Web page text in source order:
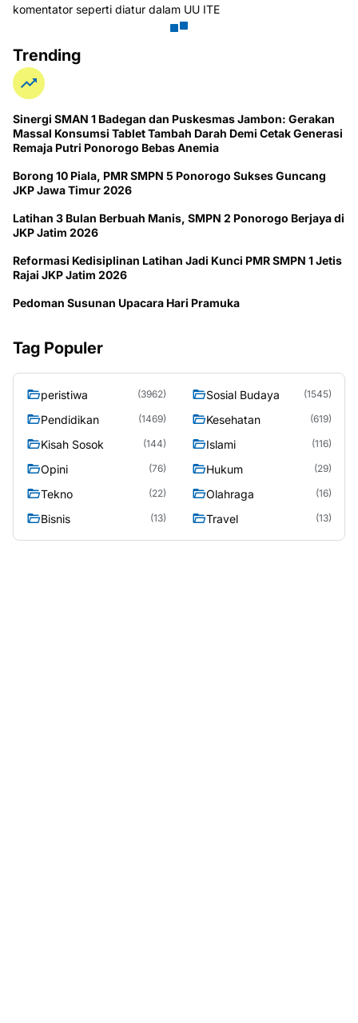
komentator seperti diatur dalam UU ITE
Trending
Sinergi SMAN 1 Badegan dan Puskesmas Jambon: Gerakan
Massal Konsumsi Tablet Tambah Darah Demi Cetak Generasi
Remaja Putri Ponorogo Bebas Anemia
Borong 10 Piala, PMR SMPN 5 Ponorogo Sukses Guncang
JKP Jawa Timur 2026
Latihan 3 Bulan Berbuah Manis, SMPN 2 Ponorogo Berjaya di
JKP Jatim 2026
Reformasi Kedisiplinan Latihan Jadi Kunci PMR SMPN 1 Jetis
Rajai JKP Jatim 2026
Pedoman Susunan Upacara Hari Pramuka
Tag Populer
peristiwa (3962) Sosial Budaya (1545)
Pendidikan (1469) Kesehatan (619)
Kisah Sosok (144) Islami (116)
Opini (76) Hukum (29)
Tekno (22) Olahraga (16)
Bisnis (13) Travel (13)